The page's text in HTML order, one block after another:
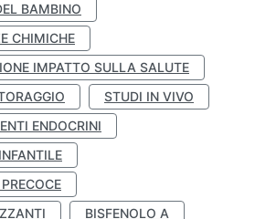
BAMBINO
CHIMICHE
IMPATTO SULLA SALUTE
STUDI IN VIVO
ENDOCRINI
BISFENOLO A